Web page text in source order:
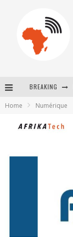
BREAKING
Home Numérique